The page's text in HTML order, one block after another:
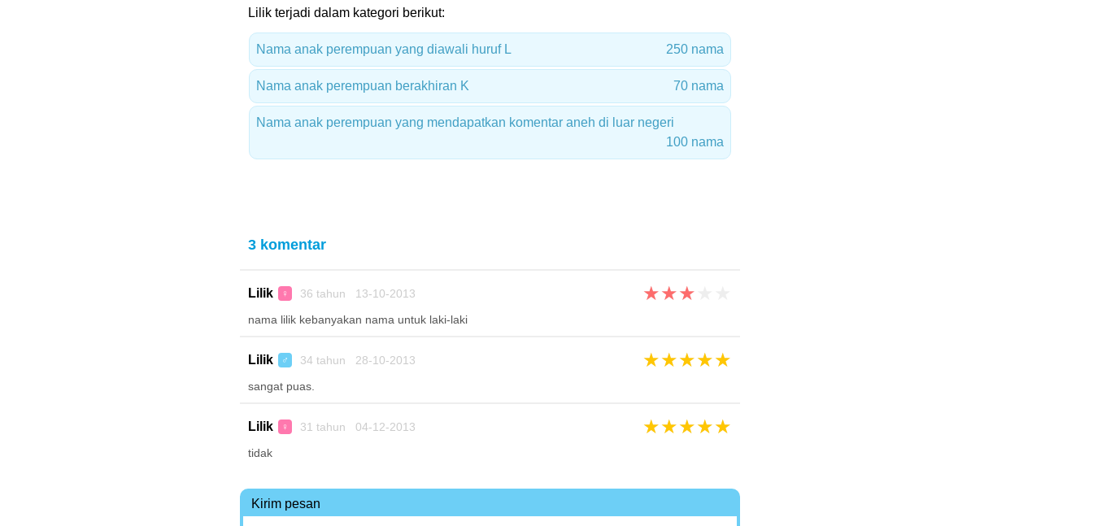
Lilik terjadi dalam kategori berikut:
Nama anak perempuan yang diawali huruf L 250 nama
Nama anak perempuan berakhiran K 70 nama
Nama anak perempuan yang mendapatkan komentar aneh di luar negeri
100 nama
3 komentar
Lilik ♀ 36 tahun 13-10-2013 ★★★
nama lilik kebanyakan nama untuk laki-laki
Lilik ♂ 34 tahun 28-10-2013 ★★★★★
sangat puas.
Lilik ♀ 31 tahun 04-12-2013 ★★★★★
tidak
Kirim pesan